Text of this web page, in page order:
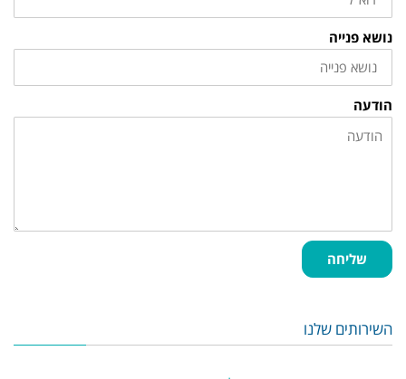
נושא פנייה
הודעה
שליחה
השירותים שלנו